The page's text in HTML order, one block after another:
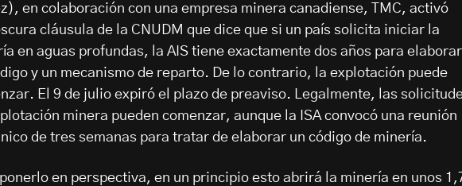
en colaboración con una empresa minera canadiense, TMC, activó
cláusula de la CNUDM que dice que si un país solicita iniciar la
en aguas profundas, la AIS tiene exactamente dos años para elaborar
y un mecanismo de reparto. De lo contrario, la explotación puede
El 9 de julio expiró el plazo de preaviso. Legalmente, las
minera pueden comenzar, aunque la ISA convocó una reunión
de tres semanas para tratar de elaborar un código de minería.
en perspectiva, en un principio esto abrirá la minería en unos